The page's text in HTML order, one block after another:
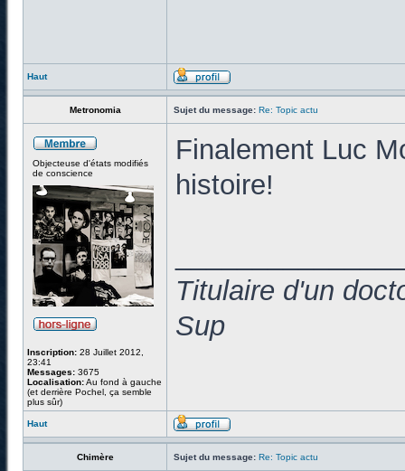
Haut
Metronomia Sujet du message: Re: Topic actu
Objecteuse d'états modifiés
de conscience
Inscription: 28 Juillet 2012,
23:41
Messages: 3675
Localisation:Au fond à gauche
(et derrière Pochel, ça semble
plus sûr)
Finalement Luc
histoire!
Titulaire d'un
Sup
Haut
Chimère Sujet du message: Re: Topic actu